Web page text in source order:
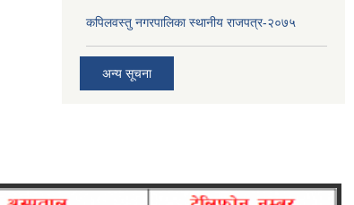
कपिलवस्तु नगरपालिका स्थानीय राजपत्र-२०७५
अन्य सूचना